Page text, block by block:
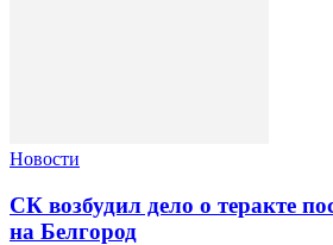
Новости
СК возбудил дело о теракте
на Белгород